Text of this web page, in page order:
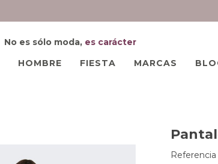
No es sólo moda, es carácter
HOMBRE FIESTA MARCAS
Referencia